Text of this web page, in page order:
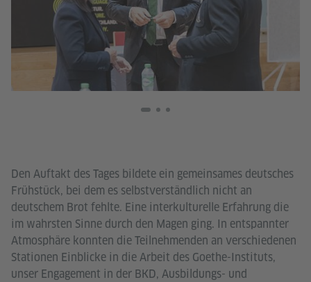
Den Auftakt des Tages bildete ein gemeinsames deutsches
Frühstück, bei dem es selbstverständlich nicht an
deutschem Brot fehlte. Eine interkulturelle Erfahrung die
im wahrsten Sinne durch den Magen ging. In entspannter
Atmosphäre konnten die Teilnehmenden an verschiedenen
Stationen Einblicke in die Arbeit des Goethe-Instituts,
unser Engagement in der BKD, Ausbildungs- und